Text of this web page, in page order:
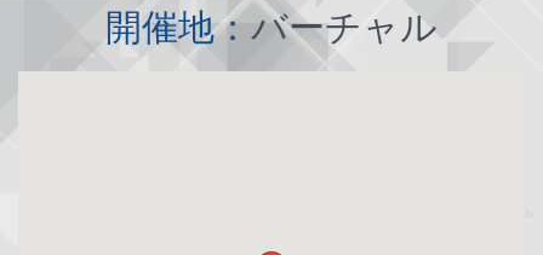
開催地：バーチャル